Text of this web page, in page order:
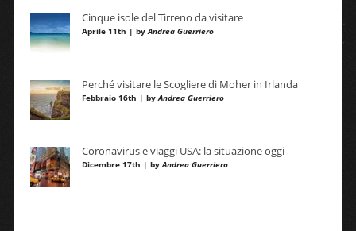
Cinque isole del Tirreno da visitare
Aprile 11th | byAndrea Guerriero
Perché visitare le Scogliere di Moher in Irlanda
Febbraio 16th | byAndrea Guerriero
Coronavirus e viaggi USA: la situazione oggi
Dicembre 17th | byAndrea Guerriero